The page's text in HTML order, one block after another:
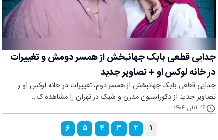
جدایی قطعی بابک جهانبخش از همسر دومش و تغییرات
در خانه لوکس او + تصاویر جدید
جدایی قطعی بابک جهانبخش از همسر دوم، تغییرات در خانه لوکس او و
تصاویر جدید از دکوراسیون مدرن و شیک در تهران را مشاهده ک…
۲۶ آبان ۱۴۰۴
۱ ۲ ۳ ۴ ۵ ۶